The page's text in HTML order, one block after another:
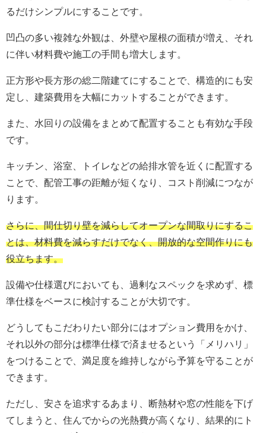
るだけシンプルにすることです。
凹凸の多い複雑な外観は、外壁や屋根の面積が増え、それ
に伴い材料費や施工の手間も増大します。
正方形や長方形の総二階建てにすることで、構造的にも安
定し、建築費用を大幅にカットすることができます。
また、水回りの設備をまとめて配置することも有効な手段
です。
キッチン、浴室、トイレなどの給排水管を近くに配置する
ことで、配管工事の距離が短くなり、コスト削減につなが
ります。
さらに、間仕切り壁を減らしてオープンな間取りにするこ
とは、材料費を減らすだけでなく、開放的な空間作りにも
役立ちます。
設備や仕様選びにおいても、過剰なスペックを求めず、標
準仕様をベースに検討することが大切です。
どうしてもこだわりたい部分にはオプション費用をかけ、
それ以外の部分は標準仕様で済ませるという「メリハリ」
をつけることで、満足度を維持しながら予算を守ることが
できます。
ただし、安さを追求するあまり、断熱材や窓の性能を下げ
てしまうと、住んでからの光熱費が高くなり、結果的にト